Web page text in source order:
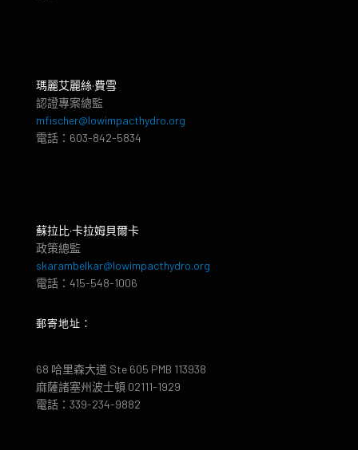
瑪麗艾麗絲·費雪
認證專案總監
mfischer@lowimpacthydro.org
電話：603-842-5834
蘇拉比·卡拉姆貝爾卡
政策總監
skarambelkar@lowimpacthydro.org
電話：415-548-1006
郵寄地址：
68 哈里森大道 Ste 605 PMB 113938
麻薩諸塞州波士頓 02111-1929
電話：339-234-9882